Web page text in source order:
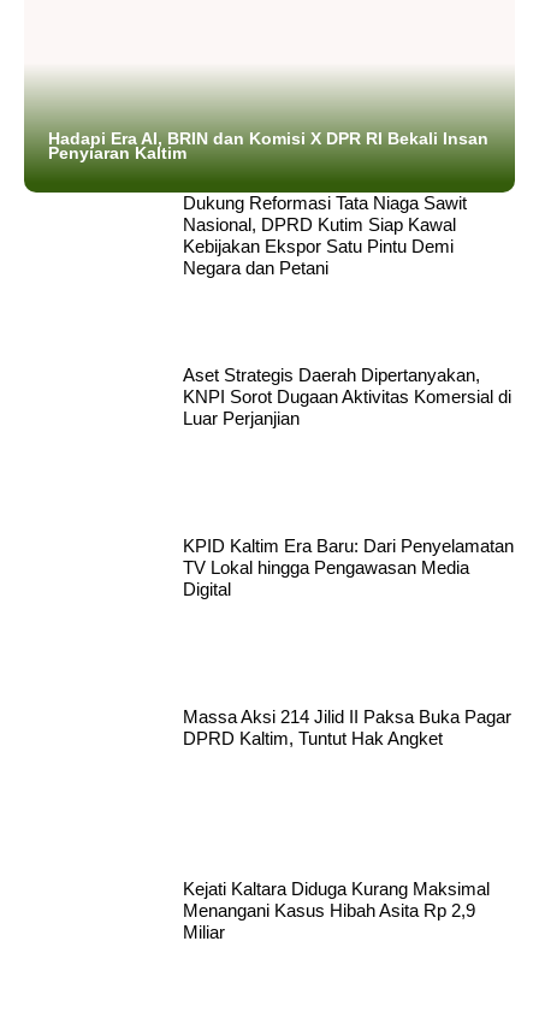
Hadapi Era AI, BRIN dan Komisi X DPR RI Bekali Insan
Penyiaran Kaltim
Dukung Reformasi Tata Niaga Sawit
Nasional, DPRD Kutim Siap Kawal
Kebijakan Ekspor Satu Pintu Demi
Negara dan Petani
Aset Strategis Daerah Dipertanyakan,
KNPI Sorot Dugaan Aktivitas Komersial di
Luar Perjanjian
KPID Kaltim Era Baru: Dari Penyelamatan
TV Lokal hingga Pengawasan Media
Digital
Massa Aksi 214 Jilid II Paksa Buka Pagar
DPRD Kaltim, Tuntut Hak Angket
Kejati Kaltara Diduga Kurang Maksimal
Menangani Kasus Hibah Asita Rp 2,9
Miliar